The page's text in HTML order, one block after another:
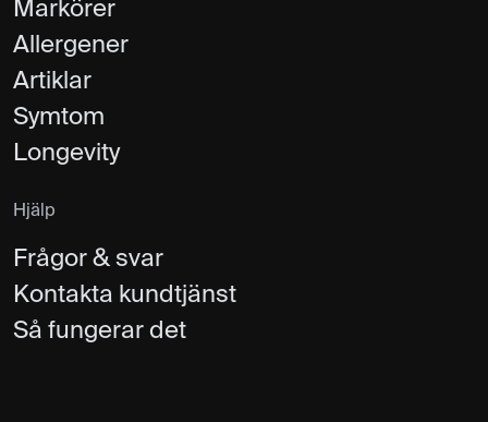
Markörer
Allergener
Artiklar
Symtom
Longevity
Hjälp
Frågor & svar
Kontakta kundtjänst
Så fungerar det